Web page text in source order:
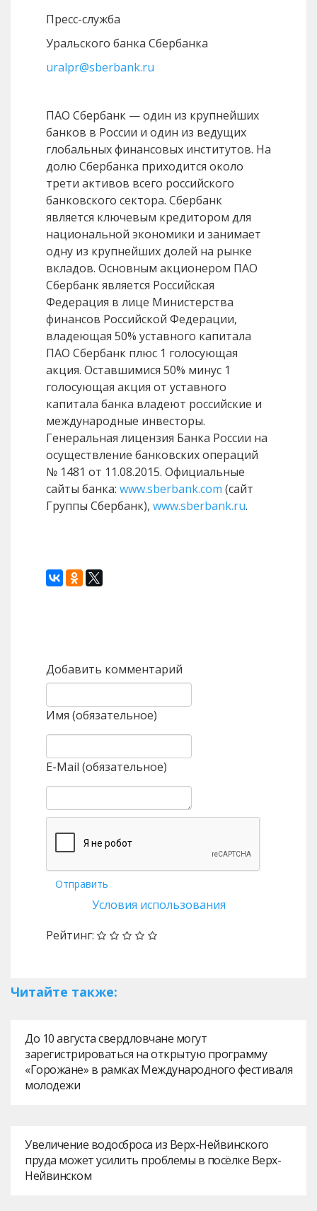
Пресс-служба
Уральского банка Сбербанка
uralpr@sberbank.ru
ПАО Сбербанк — один из крупнейших
банков в России и один из ведущих
глобальных финансовых институтов. На
долю Сбербанка приходится около
трети активов всего российского
банковского сектора. Сбербанк
является ключевым кредитором для
национальной экономики и занимает
одну из крупнейших долей на рынке
вкладов. Основным акционером ПАО
Сбербанк является Российская
Федерация в лице Министерства
финансов Российской Федерации,
владеющая 50% уставного капитала
ПАО Сбербанк плюс 1 голосующая
акция. Оставшимися 50% минус 1
голосующая акция от уставного
капитала банка владеют российские и
международные инвесторы.
Генеральная лицензия Банка России на
осуществление банковских операций
№ 1481 от 11.08.2015. Официальные
сайты банка: www.sberbank.com (сайт
Группы Сбербанк), www.sberbank.ru.
Добавить комментарий
Имя (обязательное)
E-Mail (обязательное)
Отправить
Условия использования
Рейтинг:
Читайте также:
До 10 августа свердловчане могут
зарегистрироваться на открытую программу
«Горожане» в рамках Международного фестиваля
молодежи
Увеличение водосброса из Верх-Нейвинского
пруда может усилить проблемы в посёлке Верх-
Нейвинском